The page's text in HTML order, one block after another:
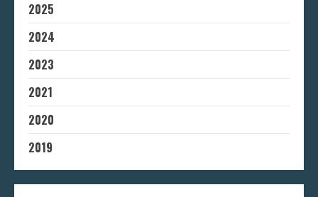
2025
2024
2023
2021
2020
2019